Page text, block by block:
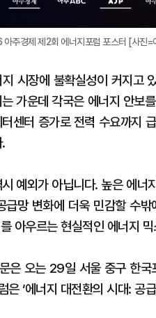
주경제 제2회 에너지포럼 포스터 [사진=
시장에 불확실성이 커지고
가운데 각국은 에너지 안보
센터 증가로 전력 수요까지
예외가 아닙니다. 높은 에너
급망 변화에 더욱 민감할 수밖
아우르는 현실적인 에너지
은 오는 29일 서울 중구 한국
은 ‘에너지 대전환의 시대: 공